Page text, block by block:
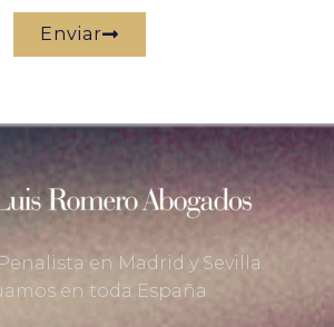
Enviar
en Madrid y Sevilla.
en toda España